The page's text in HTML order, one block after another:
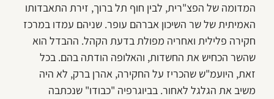
המדומה של הפצ"רית, לבין חוף תל ברוך, זירת התאבדותו
האמיתית של שר השיכון אברהם עופר. שניהם עמדו במרכז
חקירה פלילית ואחריה מפולת בדעת הקהל. ההבדל הוא
שהשר הכחיש את החשדות, והאלופה הודתה בהם. בכל
זאת, היועמ"ש שהכריז על החקירה, אהרן ברק, לא היה
משיב את הגלגל לאחור. בביוגרפיה "כבודו" שנכתבה